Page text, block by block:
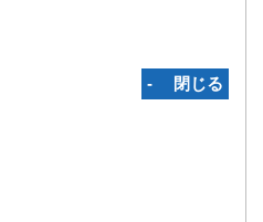
‐ 閉じる